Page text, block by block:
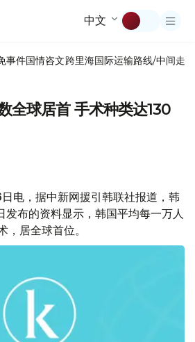
中文
事件国情咨文跨里海国际运输路线/中间走廊
全球居首 手术种类达130
电，据中新网援引韩联社报道，韩
发布的资料显示，韩国平均每一万人
居全球首位。